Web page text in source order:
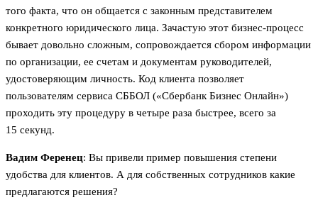
того факта, что он общается с законным представителем
конкретного юридического лица. Зачастую этот бизнес-процесс
бывает довольно сложным, сопровождается сбором информации
по организации, ее счетам и документам руководителей,
удостоверяющим личность. Код клиента позволяет
пользователям сервиса СББОЛ («Сбербанк Бизнес Онлайн»)
проходить эту процедуру в четыре раза быстрее, всего за
15 секунд.
Вадим Ференец: Вы привели пример повышения степени
удобства для клиентов. А для собственных сотрудников какие
предлагаются решения?